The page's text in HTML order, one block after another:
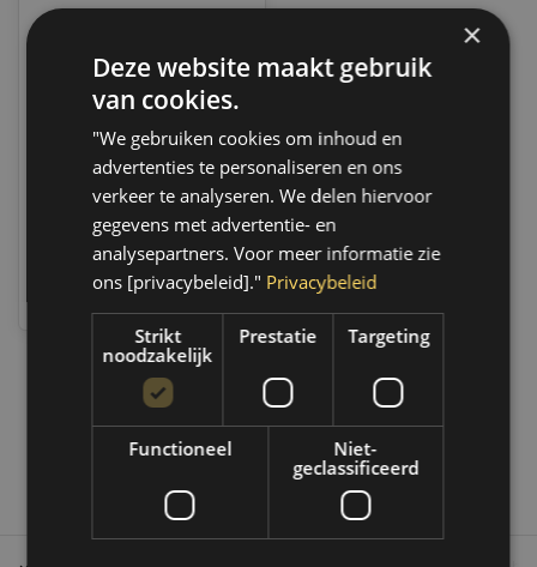
Motip Leer & Vinyl lak
bruin | 200ml | 04237
Only 8 left
Op werkdagen voor 14.00
uur besteld, dezelfde dag
verzonden. Boven de 50,-
gratis verzending. (NL & BE)
1
×
Deze website maakt gebruik
van cookies.
"We gebruiken cookies om inhoud en
advertenties te personaliseren en ons
verkeer te analyseren. We delen hiervoor
gegevens met advertentie- en
analysepartners. Voor meer informatie zie
ons [privacybeleid]." Privacybeleid
Strikt
noodzakelijk
Prestatie Targeting
Functioneel
Niet-
geclassificeerd